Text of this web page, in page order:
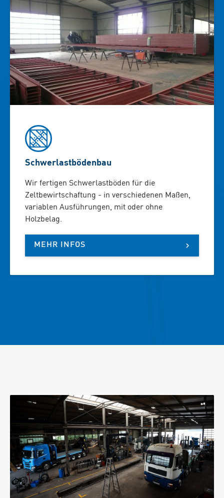
Schwerlastbödenbau
Wir fertigen Schwerlastböden für die
Zeltbewirtschaftung - in verschiedenen Maßen,
variablen Ausführungen, mit oder ohne
Holzbelag.
MEHR INFOS